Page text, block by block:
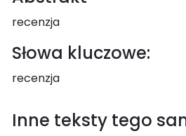
recenzja
Słowa kluczowe:
recenzja
Inne teksty tego